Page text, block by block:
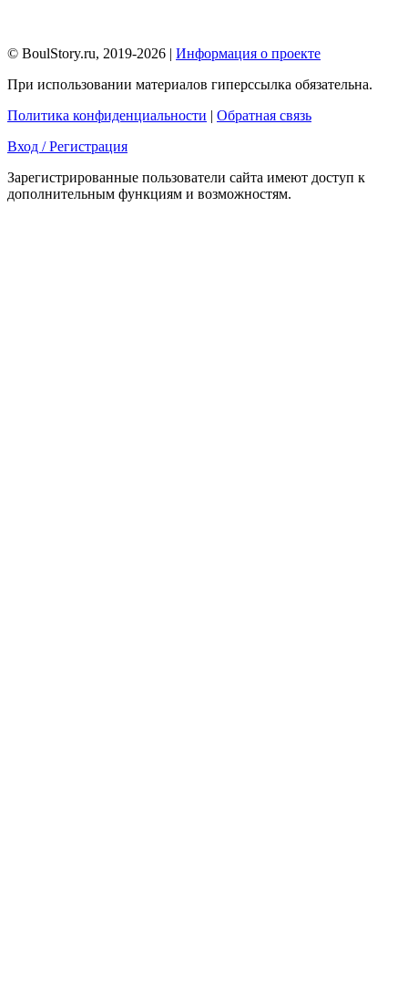
© BoulStory.ru, 2019-2026 | Информация о проекте
При использовании материалов гиперссылка обязательна.
Политика конфиденциальности | Обратная связь
Вход / Регистрация
Зарегистрированные пользователи сайта имеют доступ к
дополнительным функциям и возможностям.